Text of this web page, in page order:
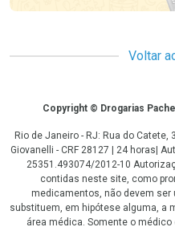
Voltar
CopyrightCopyright © Drogarias
Rio de Janeiro - RJ: Rua do Catete,
Giovanelli - CRF 28127 | 24 horas|
25351.493074/2012-10
contidas neste site, como
medicamentos, não devem
substituem, em hipótese alguma, a
área médica. Somente o